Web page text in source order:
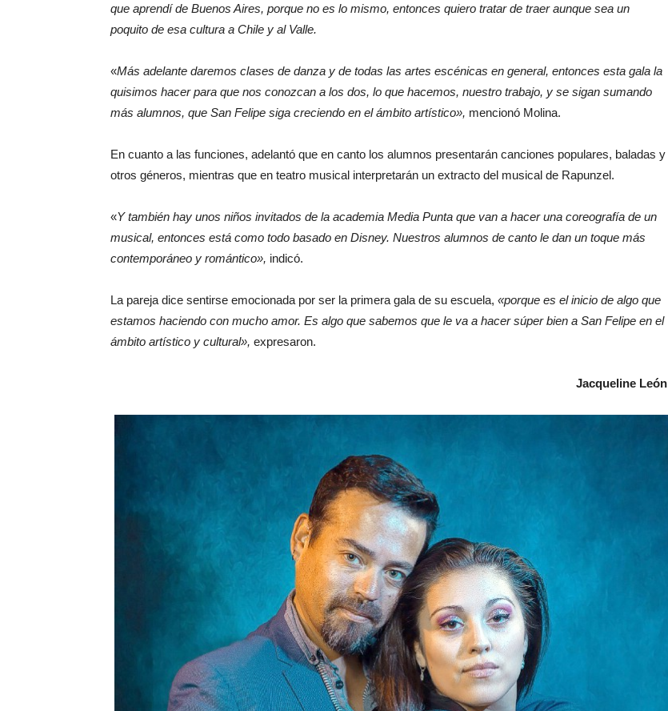
que aprendí de Buenos Aires, porque no es lo mismo, entonces quiero tratar de traer aunque sea un
poquito de esa cultura a Chile y al Valle.
«Más adelante daremos clases de danza y de todas las artes escénicas en general, entonces esta gala la
quisimos hacer para que nos conozcan a los dos, lo que hacemos, nuestro trabajo, y se sigan sumando
más alumnos, que San Felipe siga creciendo en el ámbito artístico», mencionó Molina.
En cuanto a las funciones, adelantó que en canto los alumnos presentarán canciones populares, baladas y
otros géneros, mientras que en teatro musical interpretarán un extracto del musical de Rapunzel.
«Y también hay unos niños invitados de la academia Media Punta que van a hacer una coreografía de un
musical, entonces está como todo basado en Disney. Nuestros alumnos de canto le dan un toque más
contemporáneo y romántico», indicó.
La pareja dice sentirse emocionada por ser la primera gala de su escuela, «porque es el inicio de algo que
estamos haciendo con mucho amor. Es algo que sabemos que le va a hacer súper bien a San Felipe en el
ámbito artístico y cultural», expresaron.
Jacqueline León